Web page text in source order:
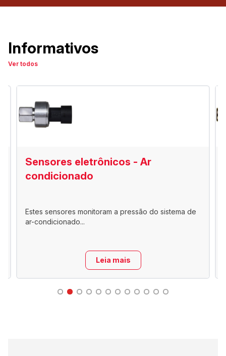
Informativos
Ver todos
Sensores eletrônicos - Ar
condicionado
Estes sensores monitoram a pressão do sistema de
ar-condicionado...
Leia mais